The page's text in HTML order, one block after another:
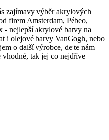
zajímavy výběr akrylových
firem Amsterdam, Pébeo,
- nejlepší akrylové barvy na
i olejové barvy VanGogh, nebo
o další výrobce, dejte nám
vhodné, tak jej co nejdříve